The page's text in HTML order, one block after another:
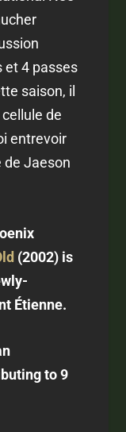
et 4 passes
saison, il
de
entrevoir
de Jaeson
(2002) is
Étienne.
to 9